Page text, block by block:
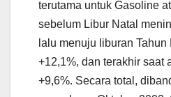
terutama untuk Gasoline
sebelum Libur Natal
lalu menuju liburan
+12,1%, dan terakhir saat
+9,6%. Secara total,